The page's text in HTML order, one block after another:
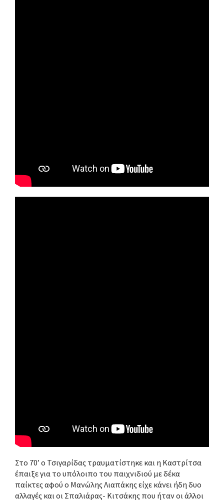
Στο 70’ ο Τσιγαρίδας τραυματίστηκε και η Καστρίτσα
έπαιξε για το υπόλοιπο του παιχνιδιού με δέκα
παίκτες αφού ο Μανώλης Λιαπάκης είχε κάνει ήδη δυο
αλλαγές και οι Σπαλιάρας- Κιτσάκης που ήταν οι άλλοι